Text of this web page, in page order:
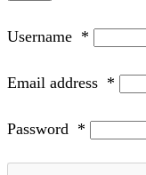
Username *
Email address *
Password *